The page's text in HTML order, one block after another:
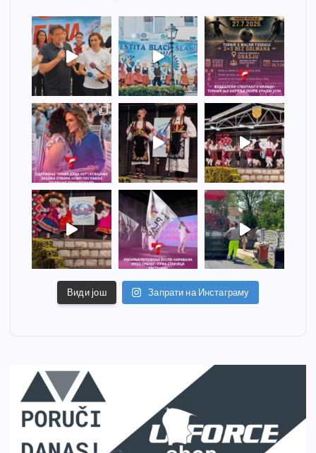
Види још Запрати на Инстаграму